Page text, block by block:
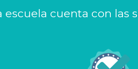
escuela cuenta con las